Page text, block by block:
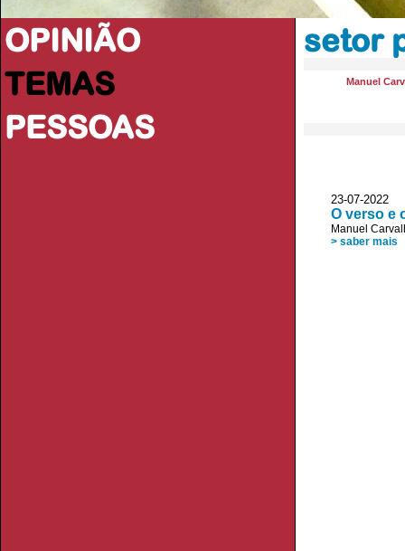
OPINIÃO
TEMAS
PESSOAS
setor
Manuel
23-07-2022
O verso e
Manuel
> saber mais